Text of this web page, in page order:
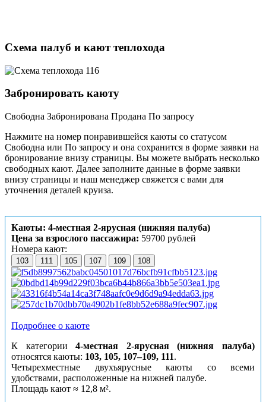
Схема палуб и кают теплохода
Забронировать каюту
Свободна Забронирована Продана По запросу
Нажмите на номер понравившейся каюты со статусом
Свободна или По запросу и она сохранится в форме заявки на
бронирование внизу страницы. Вы можете выбрать несколько
свободных кают. Далее заполните данные в форме заявки
внизу страницы и наш менеджер свяжется с вами для
уточнения деталей круиза.
Каюты: 4-местная 2-ярусная (нижняя палуба)
Цена за взрослого пассажира: 59700 рублей
Номера кают:
103 111 105 107 109 108
Подробнее о каюте
К категории 4-местная 2-ярусная (нижняя палуба)
относятся каюты: 103, 105, 107–109, 111.
Четырехместные двухъярусные каюты со всеми
удобствами, расположенные на нижней палубе.
Площадь кают ≈ 12,8 м².